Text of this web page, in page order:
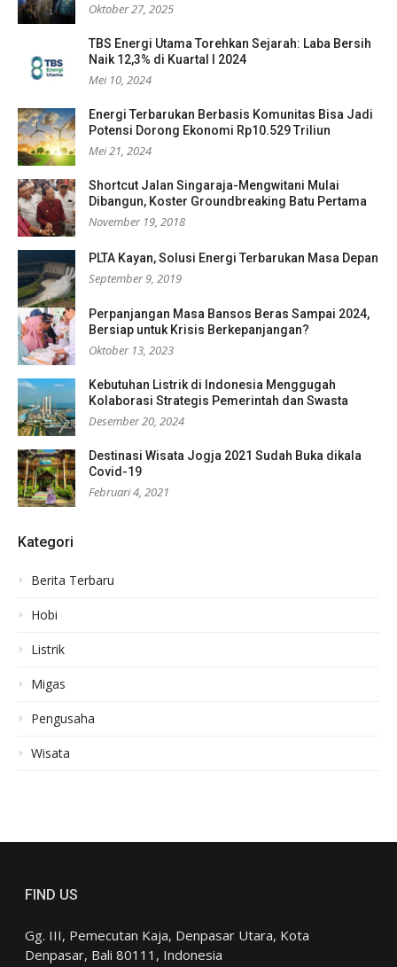
Oktober 27, 2025
TBS Energi Utama Torehkan Sejarah: Laba Bersih
Naik 12,3% di Kuartal I 2024
Mei 10, 2024
Energi Terbarukan Berbasis Komunitas Bisa Jadi
Potensi Dorong Ekonomi Rp10.529 Triliun
Mei 21, 2024
Shortcut Jalan Singaraja-Mengwitani Mulai
Dibangun, Koster Groundbreaking Batu Pertama
November 19, 2018
PLTA Kayan, Solusi Energi Terbarukan Masa Depan
September 9, 2019
Perpanjangan Masa Bansos Beras Sampai 2024,
Bersiap untuk Krisis Berkepanjangan?
Oktober 13, 2023
Kebutuhan Listrik di Indonesia Menggugah
Kolaborasi Strategis Pemerintah dan Swasta
Desember 20, 2024
Destinasi Wisata Jogja 2021 Sudah Buka dikala
Covid-19
Februari 4, 2021
Kategori
Berita Terbaru
Hobi
Listrik
Migas
Pengusaha
Wisata
FIND US
Gg. III, Pemecutan Kaja, Denpasar Utara, Kota
Denpasar, Bali 80111, Indonesia